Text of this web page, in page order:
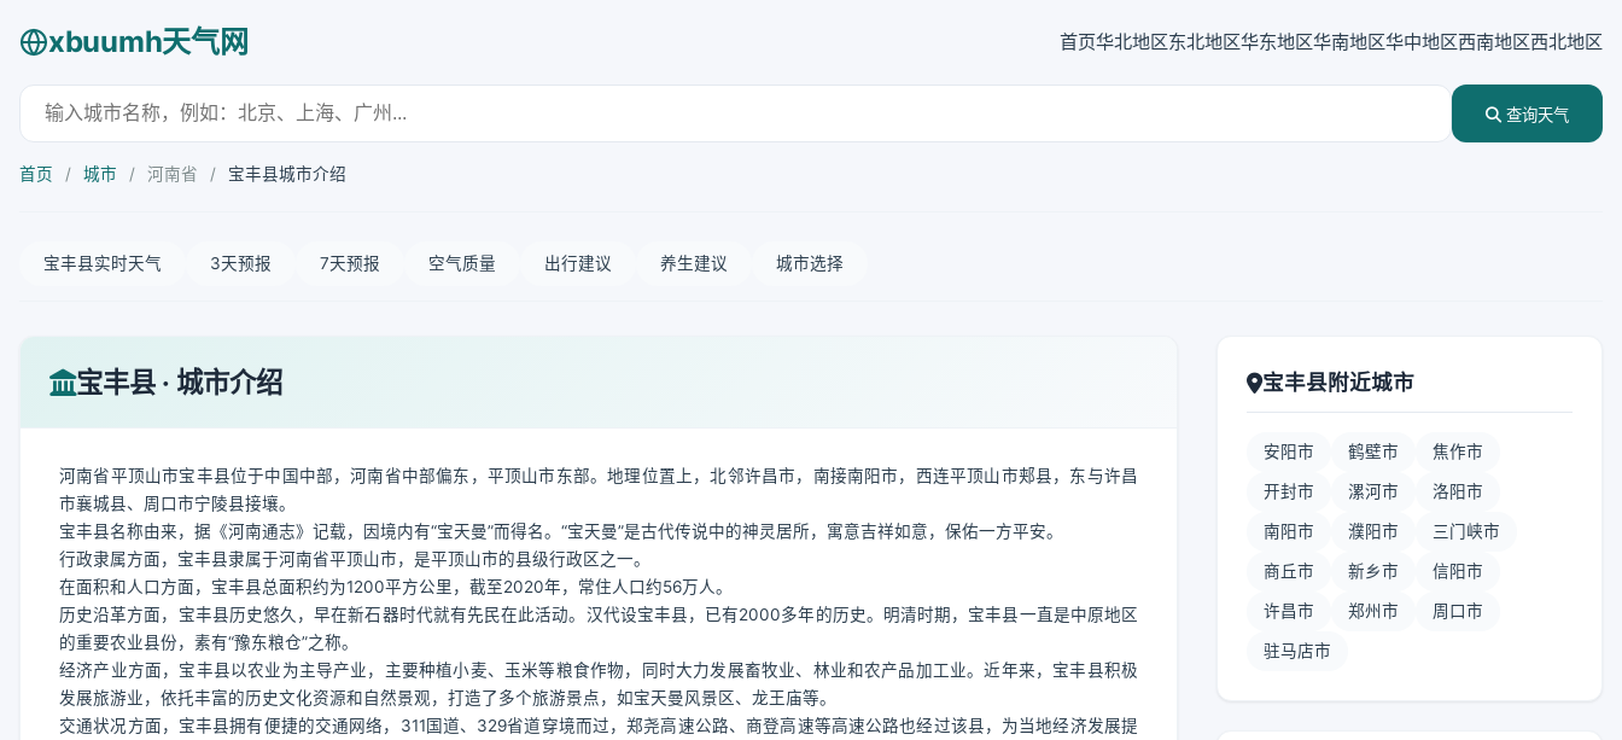
xbuumh天气网 首页华北地区东北地区华东地区华南地区华中地区西南地区西北地区
查询天气
首页 / 城市 / 河南省 / 宝丰县城市介绍
宝丰县实时天气 3天预报 7天预报 空气质量 出行建议 养生建议 城市选择
宝丰县 · 城市介绍
河南省平顶山市宝丰县位于中国中部，河南省中部偏东，平顶山市东部。地理位置上，北邻许昌市，南接南阳市，西连平顶山市郏县，东与许昌
市襄城县、周口市宁陵县接壤。
宝丰县名称由来，据《河南通志》记载，因境内有“宝天曼”而得名。“宝天曼”是古代传说中的神灵居所，寓意吉祥如意，保佑一方平安。
行政隶属方面，宝丰县隶属于河南省平顶山市，是平顶山市的县级行政区之一。
在面积和人口方面，宝丰县总面积约为1200平方公里，截至2020年，常住人口约56万人。
历史沿革方面，宝丰县历史悠久，早在新石器时代就有先民在此活动。汉代设宝丰县，已有2000多年的历史。明清时期，宝丰县一直是中原地区
的重要农业县份，素有“豫东粮仓”之称。
经济产业方面，宝丰县以农业为主导产业，主要种植小麦、玉米等粮食作物，同时大力发展畜牧业、林业和农产品加工业。近年来，宝丰县积极
发展旅游业，依托丰富的历史文化资源和自然景观，打造了多个旅游景点，如宝天曼风景区、龙王庙等。
交通状况方面，宝丰县拥有便捷的交通网络，311国道、329省道穿境而过，郑尧高速公路、商登高速等高速公路也经过该县，为当地经济发展提
宝丰县附近城市
安阳市 鹤壁市 焦作市
开封市 漯河市 洛阳市
南阳市 濮阳市 三门峡市
商丘市 新乡市 信阳市
许昌市 郑州市 周口市
驻马店市